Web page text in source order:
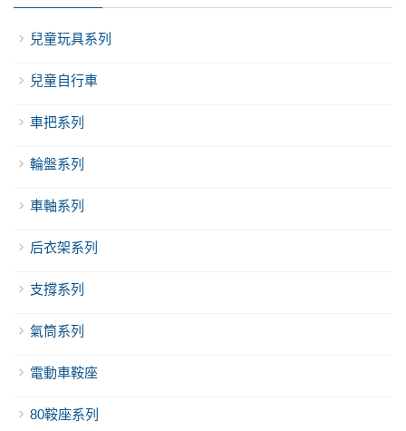
兒童玩具系列
兒童自行車
車把系列
輪盤系列
車軸系列
后衣架系列
支撐系列
氣筒系列
電動車鞍座
80鞍座系列